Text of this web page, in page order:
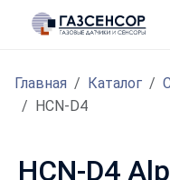
Главная Каталог
HCN-D4
HCN-D4